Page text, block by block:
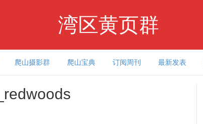
湾区黄页群
爬山摄影群 爬山宝典 订阅周刊 最新发表